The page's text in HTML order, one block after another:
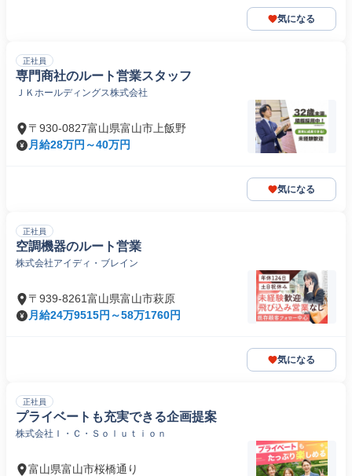
気になる
正社員
専門商社のルート営業スタッフ
ＪＫホールディングス株式会社
〒930-0827富山県富山市上飯野
月給28万円～40万円
気になる
正社員
空調機器のルート営業
株式会社アイディ・ブレイン
〒939-8261富山県富山市萩原
月給24万9515円～58万1760円
気になる
正社員
プライベートも充実できる企画提案
株式会社Ｉ・Ｃ・Ｓｏｌｕｔｉｏｎ
富山県富山市桜橋通り